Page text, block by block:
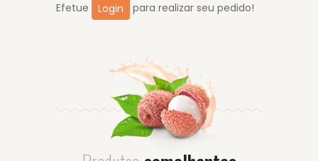
Efetue Login para realizar seu pedido!